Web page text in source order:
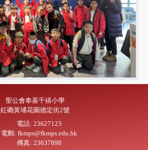
聖公會奉基千禧小學
紅磡黃埔花園德定街2號
電話: 23627123
電郵: fkmps@fkmps.edu.hk
傳真: 23637898